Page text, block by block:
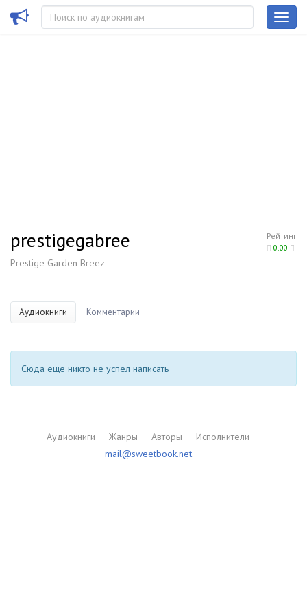
Рейтинг
0.00
prestigegabree
Prestige Garden Breez
Аудиокниги Комментарии
Сюда еще никто не успел написать
Аудиокниги Жанры Авторы
Исполнители
mail@sweetbook.net